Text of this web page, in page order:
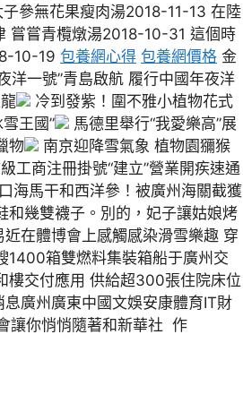
參無花果瘦肉湯2018-11-13 在陸
嘗嘗青欖燉湯2018-10-31 這個時
10-19 包養網心得 包養網價格 金
洋一號”青島啟航 履行中國年夜洋
冷到發紫！圍不雅小植物花式
王國”
馬德里舉行“我愛樂高”展
物
南京迎降雪氣象 植物園獼猴
工商注冊掛號“建立”營業開疾速通
海馬干和西洋參！被廣州海關截獲
和幾雙襪子。別的，妃子讓姑娘烤
在體博會上感觸感染滑雪樂趣 穿
1400箱雙燃料集裝箱船于廣州交
樓交付應用 供給超300張住院床位
廣州廣東中國文娛安康體育IT財
讓你悄悄隨著和新華社 作